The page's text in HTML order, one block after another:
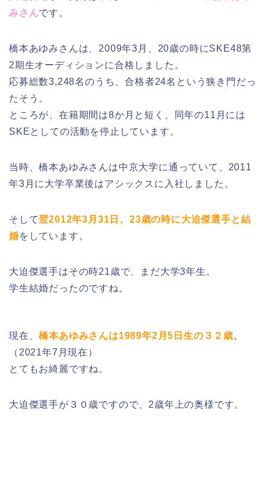
みさんです。
橋本あゆみさんは、2009年3月、20歳の時にSKE48第
2期生オーディションに合格しました。
応募総数3,248名のうち、合格者24名という狭き門だっ
たそう。
ところが、在籍期間は8か月と短く、同年の11月には
SKEとしての活動を停止しています。
当時、橋本あゆみさんは中京大学に通っていて、2011
年3月に大学卒業後はアシックスに入社しました。
そして翌2012年3月31日、23歳の時に大迫傑選手と結
婚をしています。
大迫傑選手はその時21歳で、まだ大学3年生。
学生結婚だったのですね。
現在、橋本あゆみさんは1989年2月5日生の３２歳。
（2021年7月現在）
とてもお綺麗ですね。
大迫傑選手が３０歳ですので、2歳年上の奥様です。